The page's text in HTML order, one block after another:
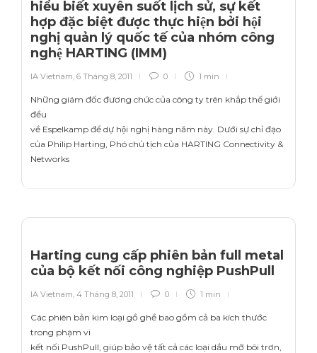
hiểu biết xuyên suốt lịch sử, sự kết
hợp đặc biệt được thực hiện bởi hội
nghị quản lý quốc tế của nhóm công
nghệ HARTING (IMM)
IA Vietnam, 6 Tháng 8, 2011 0 1 min
Những giám đốc đương chức của công ty trên khắp thế giới
đều
về Espelkamp để dự hội nghị hàng năm này. Dưới sự chỉ đạo
của Philip Harting, Phó chủ tịch của HARTING Connectivity &
Networks
Harting cung cấp phiên bản full metal
của bộ kết nối công nghiệp PushPull
IA Vietnam, 4 Tháng 8, 2011 0 1 min
Các phiên bản kim loại gồ ghề bao gồm cả ba kích thước
trong phạm vi
kết nối PushPull, giúp bảo vệ tất cả các loại dầu mỡ bôi trơn,